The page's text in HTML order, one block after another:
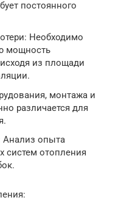
постоянного
Необходимо
мощность
из площади
монтажа и
различается для
Анализ опыта
систем отопления